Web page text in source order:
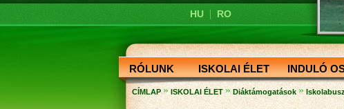
HU| RO
RÓLUNK ISKOLAI ÉLET INDULÓ
CÍMLAP » ISKOLAI ÉLET » Diáktámogatások » Iskolabusz